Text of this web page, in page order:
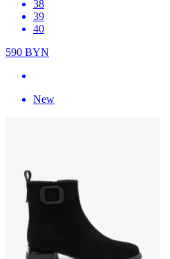
38
39
40
590 BYN
New